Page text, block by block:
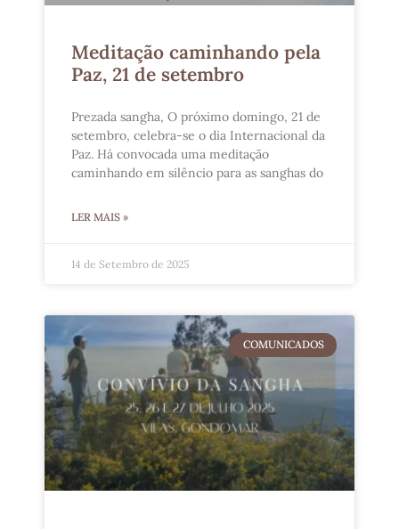
Meditação caminhando pela
Paz, 21 de setembro
Prezada sangha, O próximo domingo, 21 de
setembro, celebra-se o dia Internacional da
Paz. Há convocada uma meditação
caminhando em silêncio para as sanghas do
LER MAIS »
14 de Setembro de 2025
COMUNICADOS